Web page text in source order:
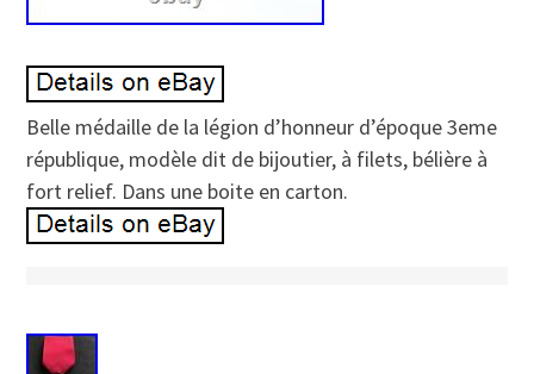
Belle médaille de la légion d’honneur d’époque 3eme
république, modèle dit de bijoutier, à filets, bélière à
fort relief. Dans une boite en carton.